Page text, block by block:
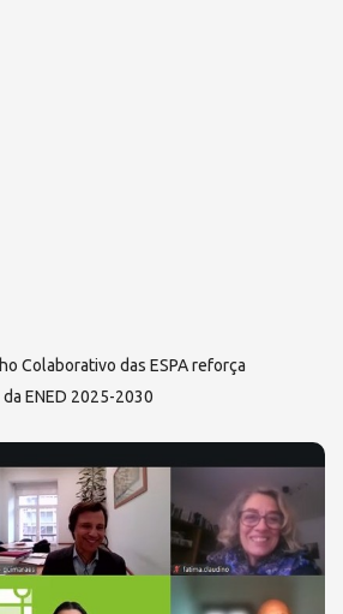
Colaborativo das ESPA reforça
ENED 2025-2030